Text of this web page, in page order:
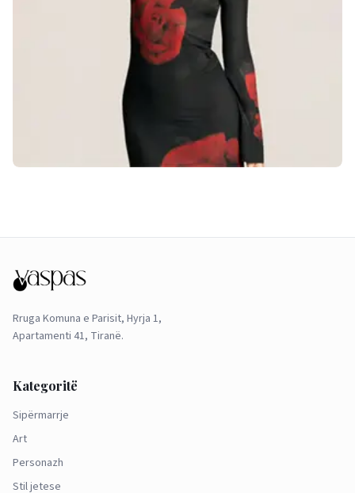
Rruga Komuna e Parisit, Hyrja 1,
Apartamenti 41, Tiranë.
Kategoritë
Sipërmarrje
Art
Personazh
Stil jetese